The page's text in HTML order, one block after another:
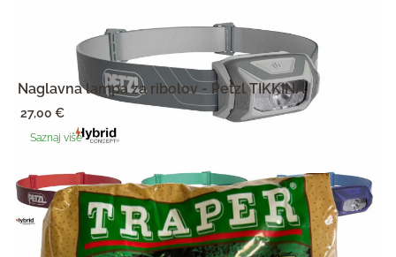
Naglavna lampa za ribolov - Petzl TIKKINA
27,00€
Saznaj više